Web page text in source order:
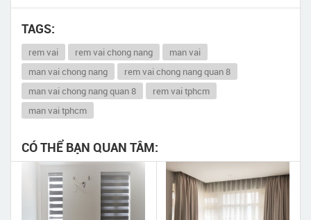
TAGS:
rem vai rem vai chong nang
man vai
man vai chong nang
rem vai chong nang quan 8
man vai chong nang quan 8
rem vai tphcm
man vai tphcm
CÓ THỂ BẠN QUAN TÂM: